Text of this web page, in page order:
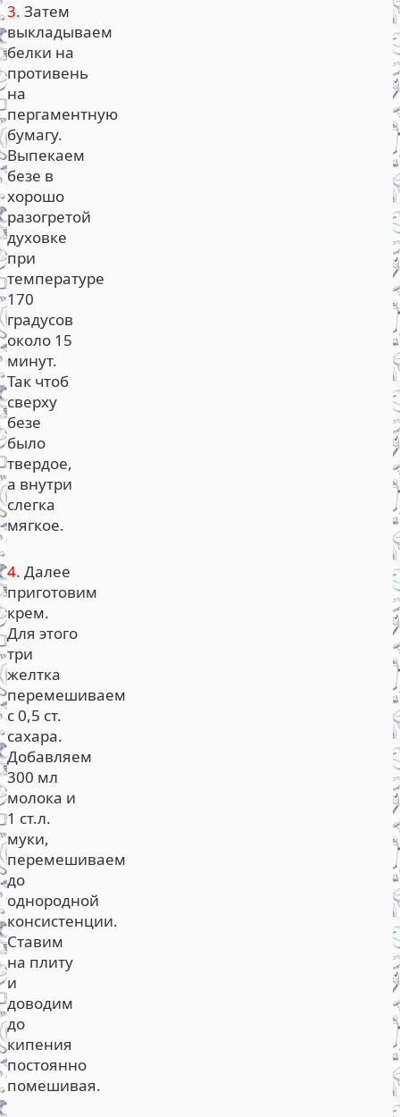
3. Затем
выкладываем
белки на
противень
на
пергаментную
бумагу.
Выпекаем
безе в
хорошо
разогретой
духовке
при
температуре
170
градусов
около 15
минут.
Так чтоб
сверху
безе
было
твердое,
а внутри
слегка
мягкое.
4. Далее
приготовим
крем.
Для этого
три
желтка
перемешиваем
с 0,5 ст.
сахара.
Добавляем
300 мл
молока и
1 ст.л.
муки,
перемешиваем
до
однородной
консистенции.
Ставим
на плиту
и
доводим
до
кипения
постоянно
помешивая.